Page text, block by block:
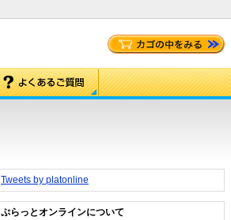
Tweets by platonline
ぷらっとオンラインについて